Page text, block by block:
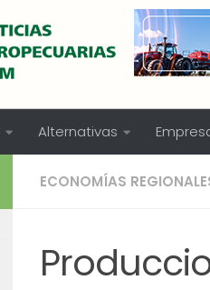
Alternativas
ECONOMÍAS